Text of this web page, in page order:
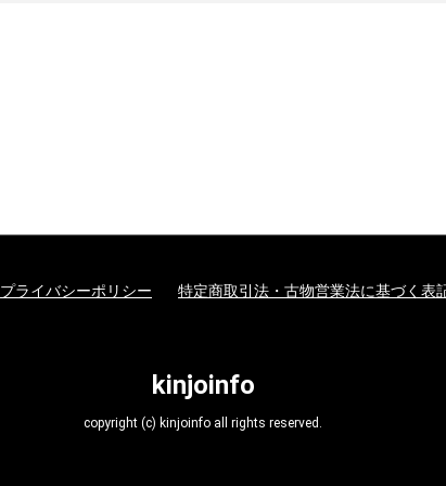
プライバシーポリシー 特定商取引法・古物営業法に基づく表
kinjoinfo
copyright (c) kinjoinfo all rights reserved.